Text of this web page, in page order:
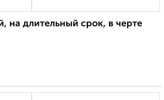
на длительный срок, в черте